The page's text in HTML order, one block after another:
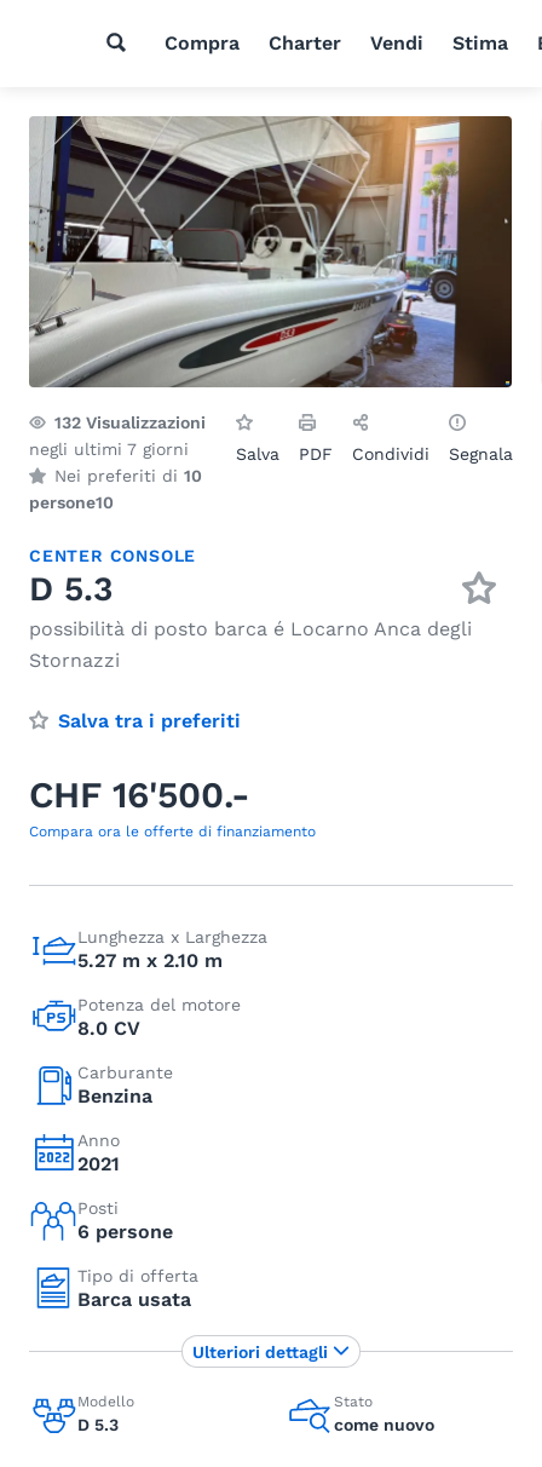
Compra Charter Vendi Stima
132 Visualizzazioni
negli ultimi 7 giorni
Nei preferiti di 10
persone10
Salva PDF Condividi Segnala
CENTER CONSOLE
D 5.3
possibilità di posto barca é Locarno Anca degli
Stornazzi
Salva tra i preferiti
CHF 16'500.-
Compara ora le offerte di finanziamento
Lunghezza x Larghezza
5.27 m x 2.10 m
Potenza del motore
8.0 CV
Carburante
Benzina
Anno
2021
Posti
6 persone
Tipo di offerta
Barca usata
Modello
D 5.3
Stato
come nuovo
Ulteriori dettagli